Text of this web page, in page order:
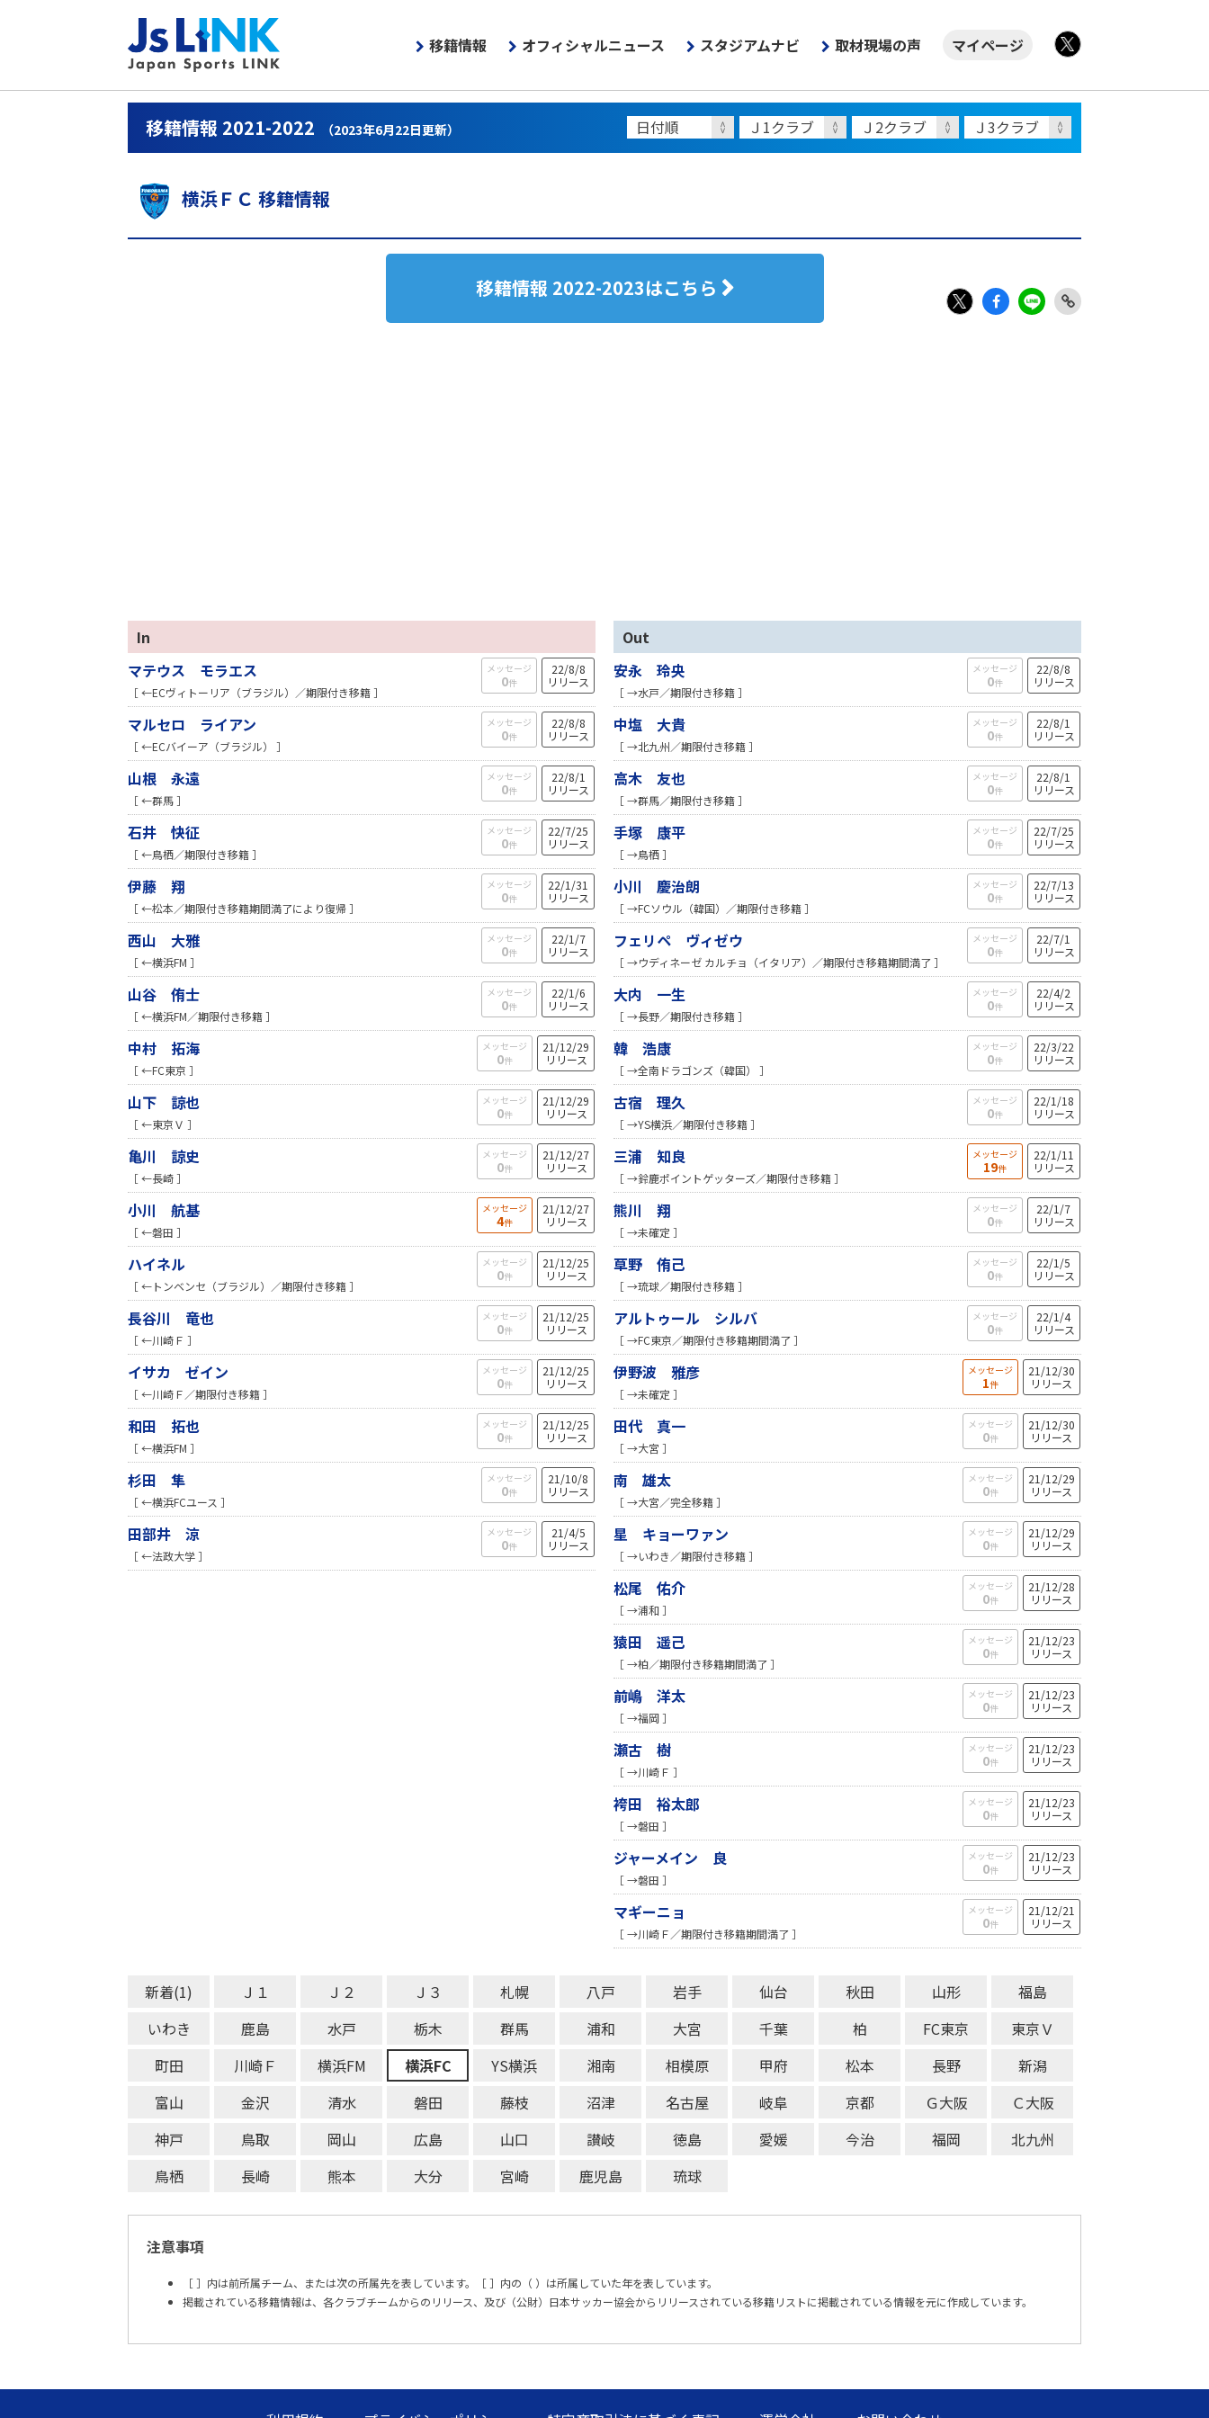
移籍情報 オフィシャルニュース スタジアムナビ 取材現場の声
マイページ
移籍情報 2021-2022 （2023年6月22日更新）
横浜ＦＣ 移籍情報
移籍情報 2022-2023はこちら
In
マテウス モラエス
［ ←ECヴィトーリア（ブラジル）／期限付き移籍 ］
メッセージ
0件
22/8/8
リリース
マルセロ ライアン
［ ←ECバイーア（ブラジル） ］
メッセージ
0件
22/8/8
リリース
山根 永遠
［ ←群馬 ］
メッセージ
0件
22/8/1
リリース
石井 快征
［ ←鳥栖／期限付き移籍 ］
メッセージ
0件
22/7/25
リリース
伊藤 翔
［ ←松本／期限付き移籍期間満了により復帰 ］
メッセージ
0件
22/1/31
リリース
西山 大雅
［ ←横浜FM ］
メッセージ
0件
22/1/7
リリース
山谷 侑士
［ ←横浜FM／期限付き移籍 ］
メッセージ
0件
22/1/6
リリース
中村 拓海
［ ←FC東京 ］
メッセージ
0件
21/12/29
リリース
山下 諒也
［ ←東京Ｖ ］
メッセージ
0件
21/12/29
リリース
亀川 諒史
［ ←長崎 ］
メッセージ
0件
21/12/27
リリース
小川 航基
［ ←磐田 ］
メッセージ
4件
21/12/27
リリース
ハイネル
［ ←トンベンセ（ブラジル）／期限付き移籍 ］
メッセージ
0件
21/12/25
リリース
長谷川 竜也
［ ←川崎Ｆ ］
メッセージ
0件
21/12/25
リリース
イサカ ゼイン
［ ←川崎Ｆ／期限付き移籍 ］
メッセージ
0件
21/12/25
リリース
和田 拓也
［ ←横浜FM ］
メッセージ
0件
21/12/25
リリース
杉田 隼
［ ←横浜FCユース ］
メッセージ
0件
21/10/8
リリース
田部井 涼
［ ←法政大学 ］
メッセージ
0件
21/4/5
リリース
Out
安永 玲央
［ →水戸／期限付き移籍 ］
メッセージ
0件
22/8/8
リリース
中塩 大貴
［ →北九州／期限付き移籍 ］
メッセージ
0件
22/8/1
リリース
高木 友也
［ →群馬／期限付き移籍 ］
メッセージ
0件
22/8/1
リリース
手塚 康平
［ →鳥栖 ］
メッセージ
0件
22/7/25
リリース
小川 慶治朗
［ →FCソウル（韓国）／期限付き移籍 ］
メッセージ
0件
22/7/13
リリース
フェリペ ヴィゼウ
［ →ウディネーゼ カルチョ（イタリア）／期限付き移籍期間満了 ］
メッセージ
0件
22/7/1
リリース
大内 一生
［ →長野／期限付き移籍 ］
メッセージ
0件
22/4/2
リリース
韓 浩康
［ →全南ドラゴンズ（韓国） ］
メッセージ
0件
22/3/22
リリース
古宿 理久
［ →YS横浜／期限付き移籍 ］
メッセージ
0件
22/1/18
リリース
三浦 知良
［ →鈴鹿ポイントゲッターズ／期限付き移籍 ］
メッセージ
19件
22/1/11
リリース
熊川 翔
［ →未確定 ］
メッセージ
0件
22/1/7
リリース
草野 侑己
［ →琉球／期限付き移籍 ］
メッセージ
0件
22/1/5
リリース
アルトゥール シルバ
［ →FC東京／期限付き移籍期間満了 ］
メッセージ
0件
22/1/4
リリース
伊野波 雅彦
［ →未確定 ］
メッセージ
1件
21/12/30
リリース
田代 真一
［ →大宮 ］
メッセージ
0件
21/12/30
リリース
南 雄太
［ →大宮／完全移籍 ］
メッセージ
0件
21/12/29
リリース
星 キョーワァン
［ →いわき／期限付き移籍 ］
メッセージ
0件
21/12/29
リリース
松尾 佑介
［ →浦和 ］
メッセージ
0件
21/12/28
リリース
猿田 遥己
［ →柏／期限付き移籍期間満了 ］
メッセージ
0件
21/12/23
リリース
前嶋 洋太
［ →福岡 ］
メッセージ
0件
21/12/23
リリース
瀬古 樹
［ →川崎Ｆ ］
メッセージ
0件
21/12/23
リリース
袴田 裕太郎
［ →磐田 ］
メッセージ
0件
21/12/23
リリース
ジャーメイン 良
［ →磐田 ］
メッセージ
0件
21/12/23
リリース
マギーニョ
［ →川崎Ｆ／期限付き移籍期間満了 ］
メッセージ
0件
21/12/21
リリース
新着(1) Ｊ１ Ｊ２ Ｊ３ 札幌 八戸 岩手 仙台 秋田 山形
福島
いわき
鹿島 水戸 栃木 群馬 浦和 大宮 千葉 柏 FC東京
東京Ｖ
町田
川崎Ｆ 横浜FM 横浜FC YS横浜 湘南 相模原 甲府 松本 長野
新潟
富山
金沢 清水 磐田 藤枝 沼津 名古屋 岐阜 京都 Ｇ大阪
Ｃ大阪
神戸
鳥取 岡山 広島 山口 讃岐 徳島 愛媛 今治 福岡
北九州
鳥栖
長崎 熊本 大分 宮崎 鹿児島 琉球
注意事項
［ ］内は前所属チーム、または次の所属先を表しています。［ ］内の（ ）は所属していた年を表しています。
掲載されている移籍情報は、各クラブチームからのリリース、及び（公財）日本サッカー協会からリリースされている移籍リストに掲載されている情報を元に作成しています。